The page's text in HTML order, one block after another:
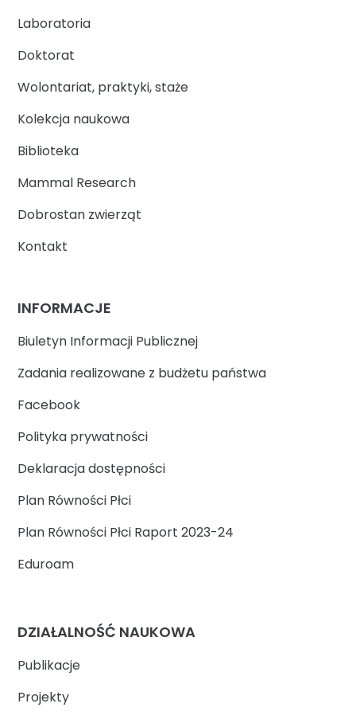
Laboratoria
Doktorat
Wolontariat, praktyki, staże
Kolekcja naukowa
Biblioteka
Mammal Research
Dobrostan zwierząt
Kontakt
INFORMACJE
Biuletyn Informacji Publicznej
Zadania realizowane z budżetu państwa
Facebook
Polityka prywatności
Deklaracja dostępności
Plan Równości Płci
Plan Równości Płci Raport 2023-24
Eduroam
DZIAŁALNOŚĆ NAUKOWA
Publikacje
Projekty